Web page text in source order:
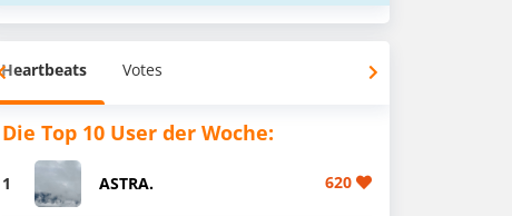
Heartbeats Votes
Die Top 10 User der Woche:
1 ASTRA. 620